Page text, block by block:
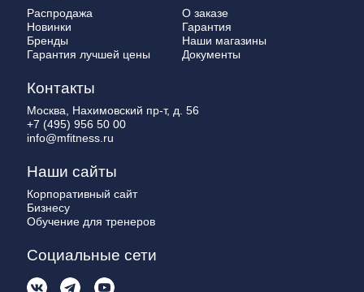
Распродажа
Новинки
Бренды
Гарантия лучшей цены
О заказе
Гарантия
Наши магазины
Документы
Контакты
Москва, Нахимовский пр-т, д. 56
+7 (495) 956 50 00
info@mfitness.ru
Наши сайты
Корпоративный сайт
Бизнесу
Обучение для тренеров
Социальные сети